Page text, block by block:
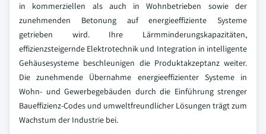
in kommerziellen als auch in Wohnbetrieben sowie der
zunehmenden Betonung auf energieeffiziente Systeme
getrieben wird. Ihre Lärmminderungskapazitäten,
effizienzsteigernde Elektrotechnik und Integration in intelligente
Gehäusesysteme beschleunigen die Produktakzeptanz weiter.
Die zunehmende Übernahme energieeffizienter Systeme in
Wohn- und Gewerbegebäuden durch die Einführung strenger
Baueffizienz-Codes und umweltfreundlicher Lösungen trägt zum
Wachstum der Industrie bei.